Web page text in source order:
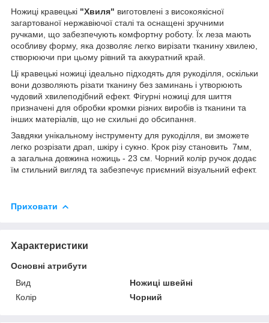
Ножиці кравецькі "Хвиля" виготовлені з високоякісної
загартованої нержавіючої сталі та оснащені зручними
ручками, що забезпечують комфортну роботу. Їх леза мають
особливу форму, яка дозволяє легко вирізати тканину хвилею,
створюючи при цьому рівний та аккуратний край.
Ці кравецькі ножиці ідеально підходять для рукоділля, оскільки
вони дозволяють різати тканину без заминань і утворюють
чудовий хвилеподібний ефект. Фігурні ножиці для шиття
призначені для обробки кромки різних виробів із тканини та
інших матеріалів, що не схильні до обсипання.
Завдяки унікальному інструменту для рукоділля, ви зможете
легко розрізати драп, шкіру і сукно. Крок різу становить 7мм,
а загальна довжина ножиць - 23 см. Чорний колір ручок додає
їм стильний вигляд та забезпечує приємний візуальний ефект.
Приховати
Характеристики
Основні атрибути
Вид
Ножиці швейні
Колір
Чорний